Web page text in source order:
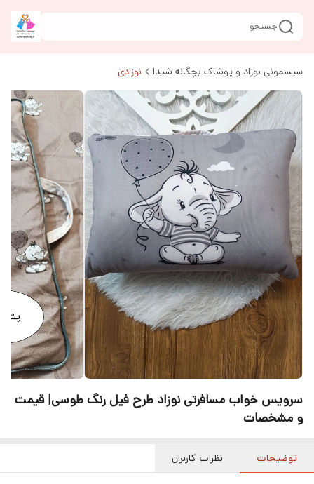
جستجو
سیسمونی نوزاد و پوشاک بچگانه شیدا نوزادی
سرویس خواب مسافرتی نوزاد طرح فیل رنگ‌ طوسی| قیمت
و مشخصات
توضیحات نظرات کاربران